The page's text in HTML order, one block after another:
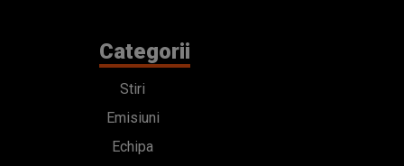
Categorii
Stiri
Emisiuni
Echipa